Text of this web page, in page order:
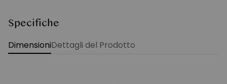
Specifiche
DimensioniDettagli del Prodotto